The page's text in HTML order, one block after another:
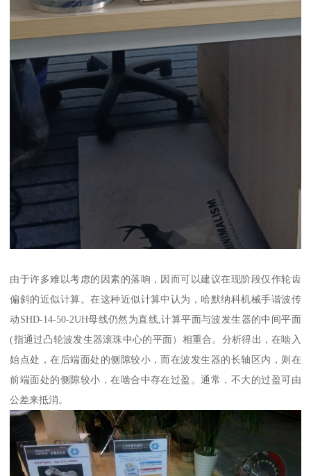
由于许多难以考虑的因素的落响，因而可以建议在现阶段仅作轮齿
偏斜的近似计算。在这种近似计算中认为，哈默纳科机械手谐波传
动SHD-14-50-2UH母线仍然为直线,计算平面与波发生器的中间平面
(指通过凸轮波发生器滚珠中心的平面）相重合。分析得出，在啮入
始点处，在后端面处的侧隙较小，而在波发生器的长轴区内，则在
前端面处的侧隙较小，在啮合中存在过盈。通常，不大的过盈可由
公差来抵消。